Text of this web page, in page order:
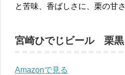
と苦味、香ばしさに、栗の甘
宮崎ひでじビール 栗黒
Amazonで見る